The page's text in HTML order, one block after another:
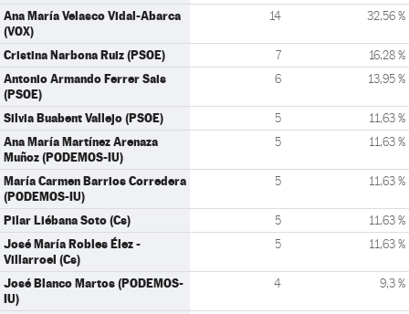
Ana María Velasco Vidal-Abarca
(VOX)
14 32,56 %
Cristina Narbona Ruiz (PSOE) 7 16,28 %
Antonio Armando Ferrer Sais
(PSOE)
6 13,95 %
Silvia Buabent Vallejo (PSOE) 5 11,63 %
Ana María Martínez Arenaza
Muñoz (PODEMOS-IU)
5 11,63 %
María Carmen Barrios Corredera
(PODEMOS-IU)
5 11,63 %
Pilar Liébana Soto (Cs) 5 11,63 %
José María Robles Élez -
Villarroel (Cs)
5 11,63 %
José Blanco Martos (PODEMOS-
IU)
4 9,3 %